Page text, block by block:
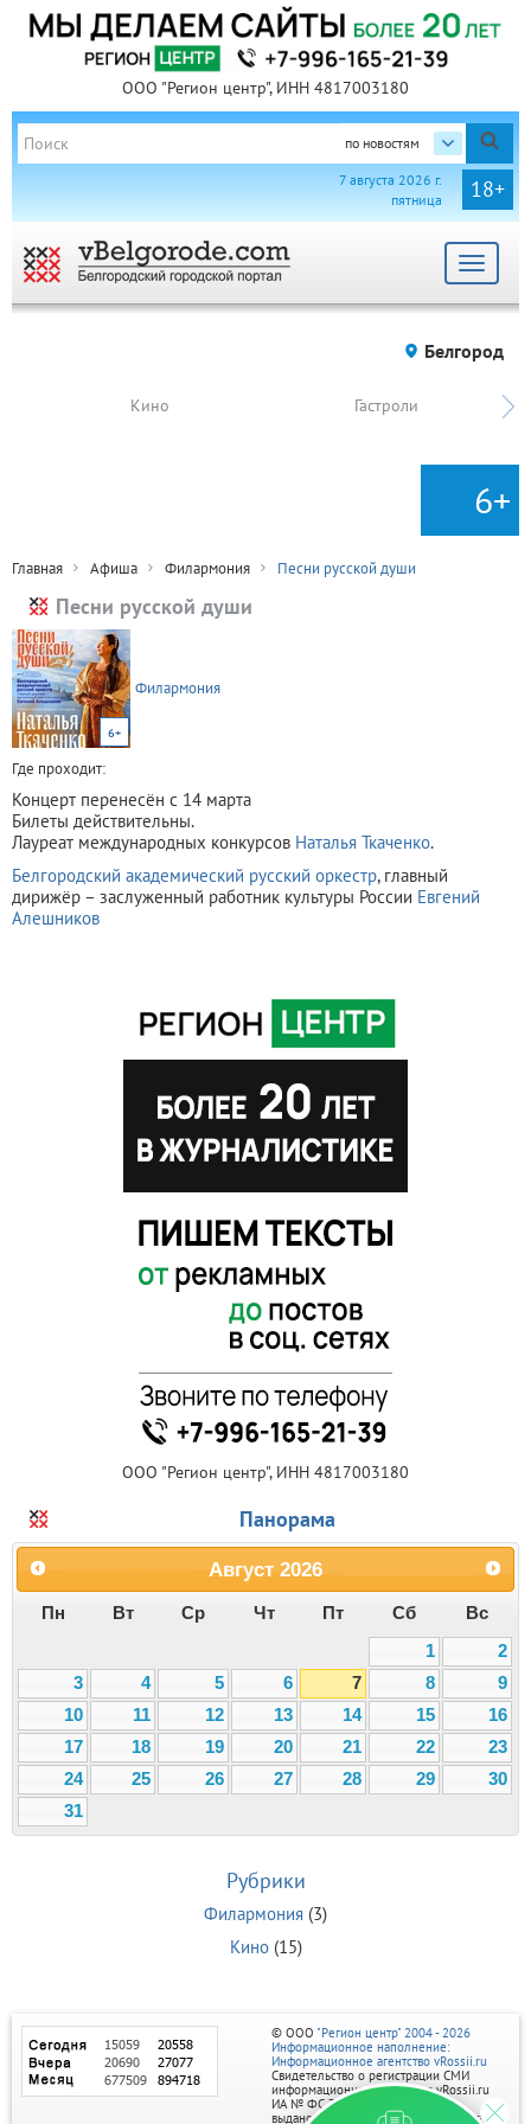
ООО "Регион центр", ИНН 4817003180
по новостям
18+
7 августа 2026 г.
пятница
Toggle
Белгород
Кино Гастроли
6+
Главная Афиша Филармония Песни русской души
Песни русской души
6+
Филармония
Где проходит:
Концерт перенесён с 14 марта
Билеты действительны.
Лауреат международных конкурсов Наталья Ткаченко.
Белгородский академический русский оркестр, главный
дирижёр – заслуженный работник культуры России Евгений
Алешников
ООО "Регион центр", ИНН 4817003180
Панорама
Август 2026
Пн Вт Ср Чт Пт Сб
Вс
1
2
3
4 5 6 7 8
9
10
11 12 13 14 15
16
17
18 19 20 21 22
23
24
25 26 27 28 29
30
31
Рубрики
Филармония (3)
Кино(15)
© ООО "Регион центр" 2004 - 2026
Информационное наполнение:
Информационное агентство vRossii.ru
Свидетельство о регистрации СМИ
информационного агентства vRossii.ru
ИА № ФС 77‑35502
выдано РОСКОМНАДЗОРом 04 марта